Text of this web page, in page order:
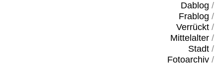
Dablog /
Frablog /
Verrückt/
Mittelalter/
Stadt/
Fotoarchiv/